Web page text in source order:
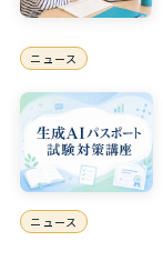
ニュース
ニュース